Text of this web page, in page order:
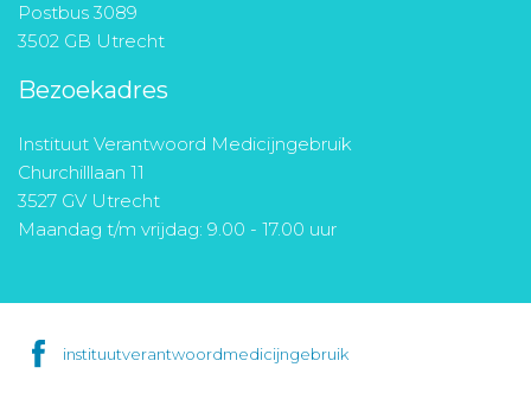
Postbus 3089
3502 GB Utrecht
Bezoekadres
Instituut Verantwoord Medicijngebruik
Churchilllaan 11
3527 GV Utrecht
Maandag t/m vrijdag: 9.00 - 17.00 uur
instituutverantwoordmedicijngebruik